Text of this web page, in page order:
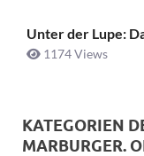
Unter der Lupe:
1174 Views
KATEGORIEN
MARBURGER.